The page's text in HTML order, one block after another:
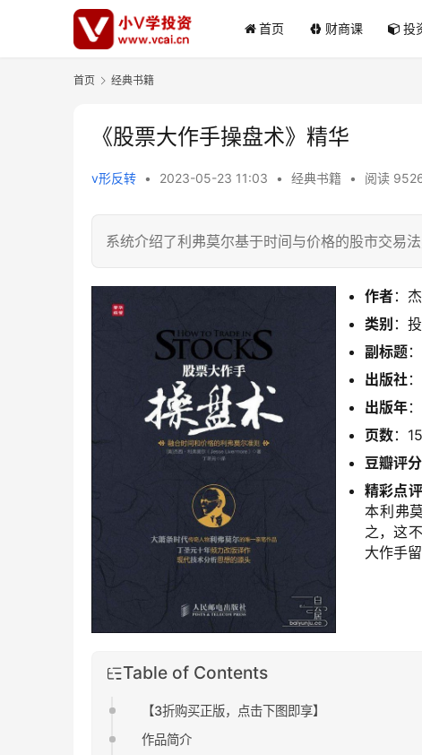
首页 财商课 投
首页 经典书籍
《股票大作手操盘术》精华
v形反转 • 2023-05-23 11:03 • 经典书籍 • 阅读
系统介绍了利弗莫尔基于时间与价格的股市交易
作者：
类别 ：
副标题
出版社
出版年
页数：
豆瓣评分
精彩点评
本利弗
之，这
大作手
Table of Contents
【3折购买正版，点击下图即享】
作品简介